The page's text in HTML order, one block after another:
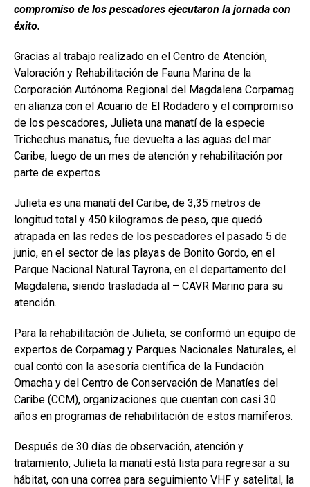
compromiso de los pescadores ejecutaron la jornada con
éxito.
Gracias al trabajo realizado en el Centro de Atención,
Valoración y Rehabilitación de Fauna Marina de la
Corporación Autónoma Regional del Magdalena Corpamag
en alianza con el Acuario de El Rodadero y el compromiso
de los pescadores, Julieta una manatí de la especie
Trichechus manatus, fue devuelta a las aguas del mar
Caribe, luego de un mes de atención y rehabilitación por
parte de expertos
Julieta es una manatí del Caribe, de 3,35 metros de
longitud total y 450 kilogramos de peso, que quedó
atrapada en las redes de los pescadores el pasado 5 de
junio, en el sector de las playas de Bonito Gordo, en el
Parque Nacional Natural Tayrona, en el departamento del
Magdalena, siendo trasladada al – CAVR Marino para su
atención.
Para la rehabilitación de Julieta, se conformó un equipo de
expertos de Corpamag y Parques Nacionales Naturales, el
cual contó con la asesoría científica de la Fundación
Omacha y del Centro de Conservación de Manatíes del
Caribe (CCM), organizaciones que cuentan con casi 30
años en programas de rehabilitación de estos mamíferos.
Después de 30 días de observación, atención y
tratamiento, Julieta la manatí está lista para regresar a su
hábitat, con una correa para seguimiento VHF y satelital, la